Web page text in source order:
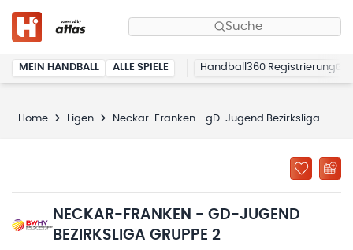
Suche
MEIN HANDBALL ALLE SPIELE Handball360 Registrierung
Home Ligen Neckar-Franken - gD-Jugend Bezirksliga Gruppe 2
NECKAR-FRANKEN - GD-JUGEND
BEZIRKSLIGA GRUPPE 2